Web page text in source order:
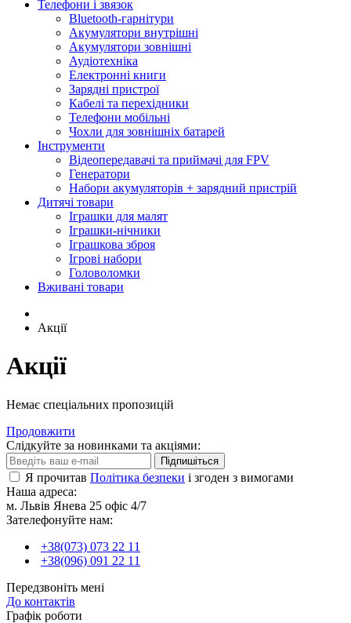
Телефони і звязок
Bluetooth-гарнітури
Акумулятори внутрішні
Акумулятори зовнішні
Аудіотехніка
Електронні книги
Зарядні пристрої
Кабелі та перехідники
Телефони мобільні
Чохли для зовнішніх батарей
Інструменти
Відеопередавачі та приймачі для FPV
Генератори
Набори акумуляторів + зарядний пристрій
Дитячі товари
Іграшки для малят
Іграшки-нічники
Іграшкова зброя
Ігрові набори
Головоломки
Вживані товари
Акції
Акції
Немає спеціальних пропозицій
Продовжити
Слідкуйте за новинками та акціями:
Підпишіться
Я прочитав Політика безпеки і згоден з вимогами
Наша адреса:
м. Львів Янева 25 офіс 4/7
Зателефонуйте нам:
+38(073) 073 22 11
+38(096) 091 22 11
Передзвоніть мені
До контактів
Графік роботи